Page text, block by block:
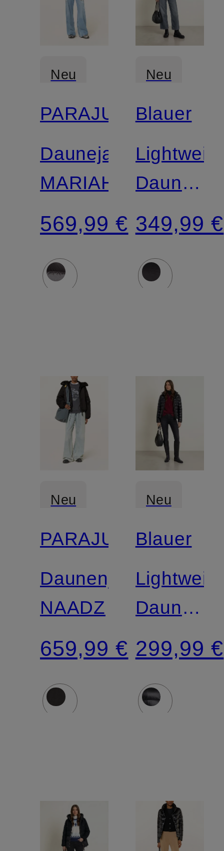
Neu
PARAJUMPERS
Daunejacke
MARIAH
569,99 €
Neu
Blauer
CHARME
349,99 €
Neu
PARAJUMPERS
Daunenjacke
NAADZ
659,99 €
Neu
Blauer
GEORGI
299,99 €